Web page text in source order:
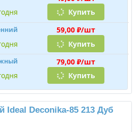
Купить
59,00 ₽/шт
Купить
79,00 ₽/шт
Купить
Ideal Deconika-85 213 Дуб